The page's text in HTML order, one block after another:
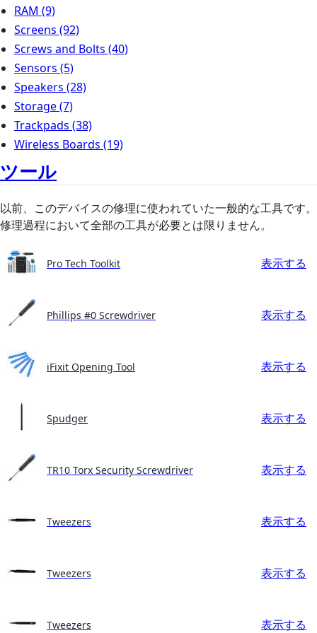
RAM (9)
Screens (92)
Screws and Bolts (40)
Sensors (5)
Speakers (28)
Storage(7)
Trackpads (38)
Wireless Boards (19)
ツール
以前、このデバイスの修理に使われていた一般的な工具です。
修理過程において全部の工具が必要とは限りません。
Pro Tech Toolkit 表示する
Phillips #0 Screwdriver 表示する
iFixit Opening Tool 表示する
Spudger 表示する
TR10 Torx Security Screwdriver 表示する
Tweezers 表示する
Tweezers 表示する
Tweezers 表示する